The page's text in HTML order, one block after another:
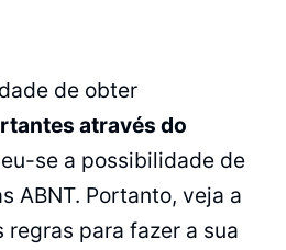
de obter
através do
se a possibilidade de
ABNT. Portanto, veja a
regras para fazer a sua